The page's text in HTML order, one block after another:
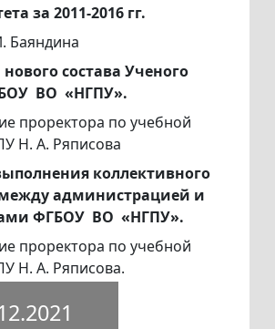
за 2011-2016 гг.
Баяндина
состава Ученого
ВО «НГПУ».
проректора по учебной
Н. А. Ряписова
коллективного
администрацией и
ФГБОУ ВО «НГПУ».
проректора по учебной
Н. А. Ряписова.